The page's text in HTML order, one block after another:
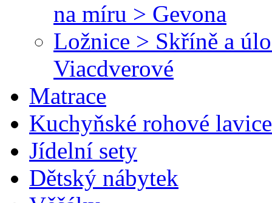
na míru > Gevona
Ložnice > Skříně a
Viacdverové
Matrace
Kuchyňské rohové lavice
Jídelní sety
Dětský nábytek